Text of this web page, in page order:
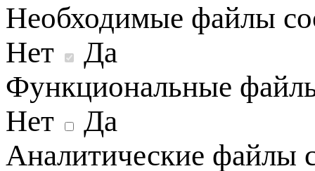
Необходимые файлы
Нет
Да
Функциональные
Нет
Да
Аналитические файлы